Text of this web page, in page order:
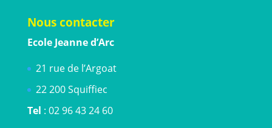
Nous contacter
Ecole Jeanne d’Arc
21 rue de l’Argoat
22 200 Squiffiec
Tel : 02 96 43 24 60